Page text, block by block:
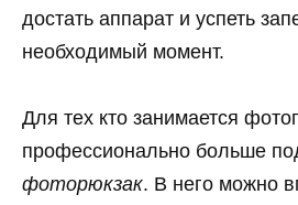
достать аппарат и успеть
необходимый момент.
Для тех кто занимается
профессионально больше
фоторюкзак. В него можно